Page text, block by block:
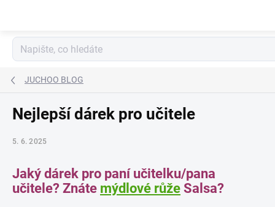
JUCHOO BLOG
Nejlepší dárek pro učitele
5. 6. 2025
Jaký dárek pro paní učitelku/pana
učitele? Znáte mýdlové růže Salsa?